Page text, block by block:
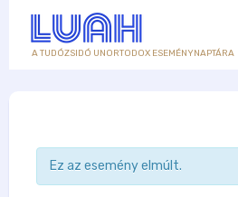
A TUDÓZSIDÓ UNORTODOX ESEMÉNYNAPTÁRA
Ez az esemény elmúlt.